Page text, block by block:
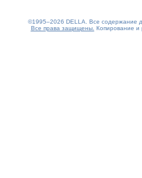
©1995–2026 DELLA. Все содержание
Все права защищены. Копирование и